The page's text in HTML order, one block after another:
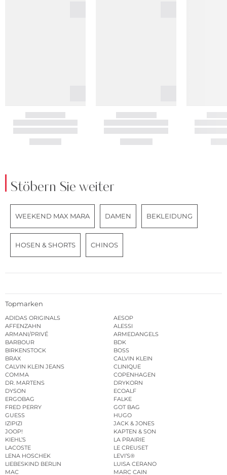
Stöbern Sie weiter
WEEKEND MAX MARA DAMEN BEKLEIDUNG
HOSEN & SHORTS CHINOS
Topmarken
ADIDAS ORIGINALS
AESOP
AFFENZAHN
ALESSI
ARMANI/PRIVÉ
ARMEDANGELS
BARBOUR
BDK
BIRKENSTOCK
BOSS
BRAX
CALVIN KLEIN
CALVIN KLEIN JEANS
CLINIQUE
COMMA
COPENHAGEN
DR. MARTENS
DRYKORN
DYSON
ECOALF
ERGOBAG
FALKE
FRED PERRY
GOT BAG
GUESS
HUGO
IZIPIZI
JACK & JONES
JOOP!
KAPTEN & SON
KIEHL’S
LA PRAIRIE
LACOSTE
LE CREUSET
LENA HOSCHEK
LEVI’S®
LIEBESKIND BERLIN
LUISA CERANO
MAC
MARC CAIN